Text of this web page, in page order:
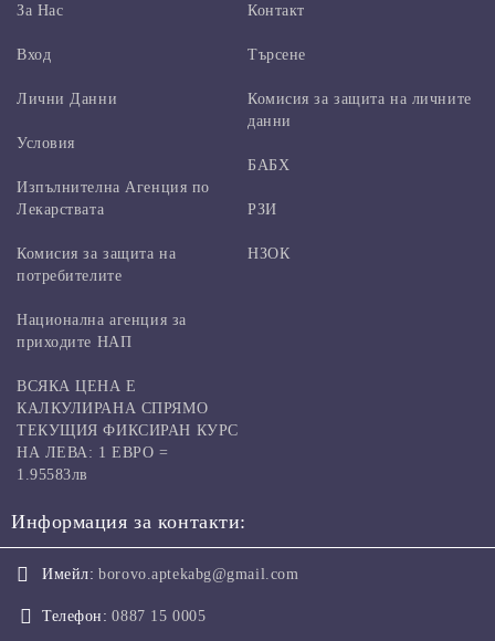
За Нас
Вход
Контакт
Търсене
Лични Данни
Условия
Изпълнителна Агенция по
Лекарствата
Комисия за защита на
потребителите
Комисия за защита на личните
данни
БАБХ
РЗИ
НЗОК
Национална агенция за
приходите НАП
ВСЯКА ЦЕНА Е
КАЛКУЛИРАНА СПРЯМО
ТЕКУЩИЯ ФИКСИРАН КУРС
НА ЛЕВА: 1 ЕВРО =
1.95583лв
Информация за контакти:
Имейл: borovo.aptekabg@gmail.com
Телефон: 0887 15 0005